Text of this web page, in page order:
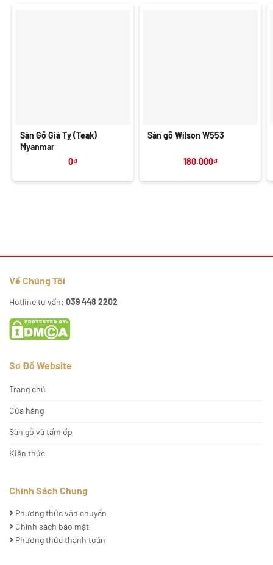
Sàn Gỗ Giá Tỵ (Teak)
Myanmar
0₫
Sàn gỗ Wilson W553
180.000₫
Về Chúng Tôi
Hotline tư vấn: 039 448 2202
Sơ Đồ Website
Trang chủ
Cửa hàng
Sàn gỗ và tấm ốp
Kiến thức
Chính Sách Chung
Phương thức vận chuyển
Chính sách bảo mật
Phương thức thanh toán